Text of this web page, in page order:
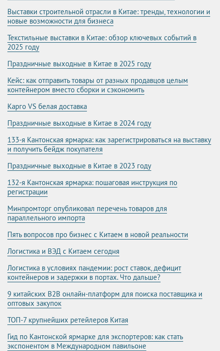
Выставки строительной отрасли в Китае: тренды, технологии и
новые возможности для бизнеса
Текстильные выставки в Китае: обзор ключевых событий в
2025 году
Праздничные выходные в Китае в 2025 году
Кейс: как отправить товары от разных продавцов целым
контейнером вместо сборки и сэкономить
Карго VS белая доставка
Праздничные выходные в Китае в 2024 году
133-я Кантонская ярмарка: как зарегистрироваться на выставку
и получить бейдж покупателя
Праздничные выходные в Китае в 2023 году
132-я Кантонская ярмарка: пошаговая инструкция по
регистрации
Минпромторг опубликовал перечень товаров для
параллельного импорта
Пять вопросов про бизнес с Китаем в новой реальности
Логистика и ВЭД с Китаем сегодня
Логистика в условиях пандемии: рост ставок, дефицит
контейнеров и задержки в портах. Что дальше?
9 китайских B2B онлайн-платформ для поиска поставщика и
оптовых закупок
ТОП-7 крупнейших ретейлеров Китая
Гид по Кантонской ярмарке для экспортеров: как стать
экспонентом в Международном павильоне